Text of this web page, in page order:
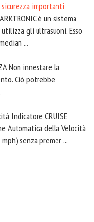
sicurezza importanti
è un sistema
gli ultrasuoni. Esso
...
Non innestare la
Ciò potrebbe
Indicatore CRUISE
Automatica della Velocità
senza premer ...